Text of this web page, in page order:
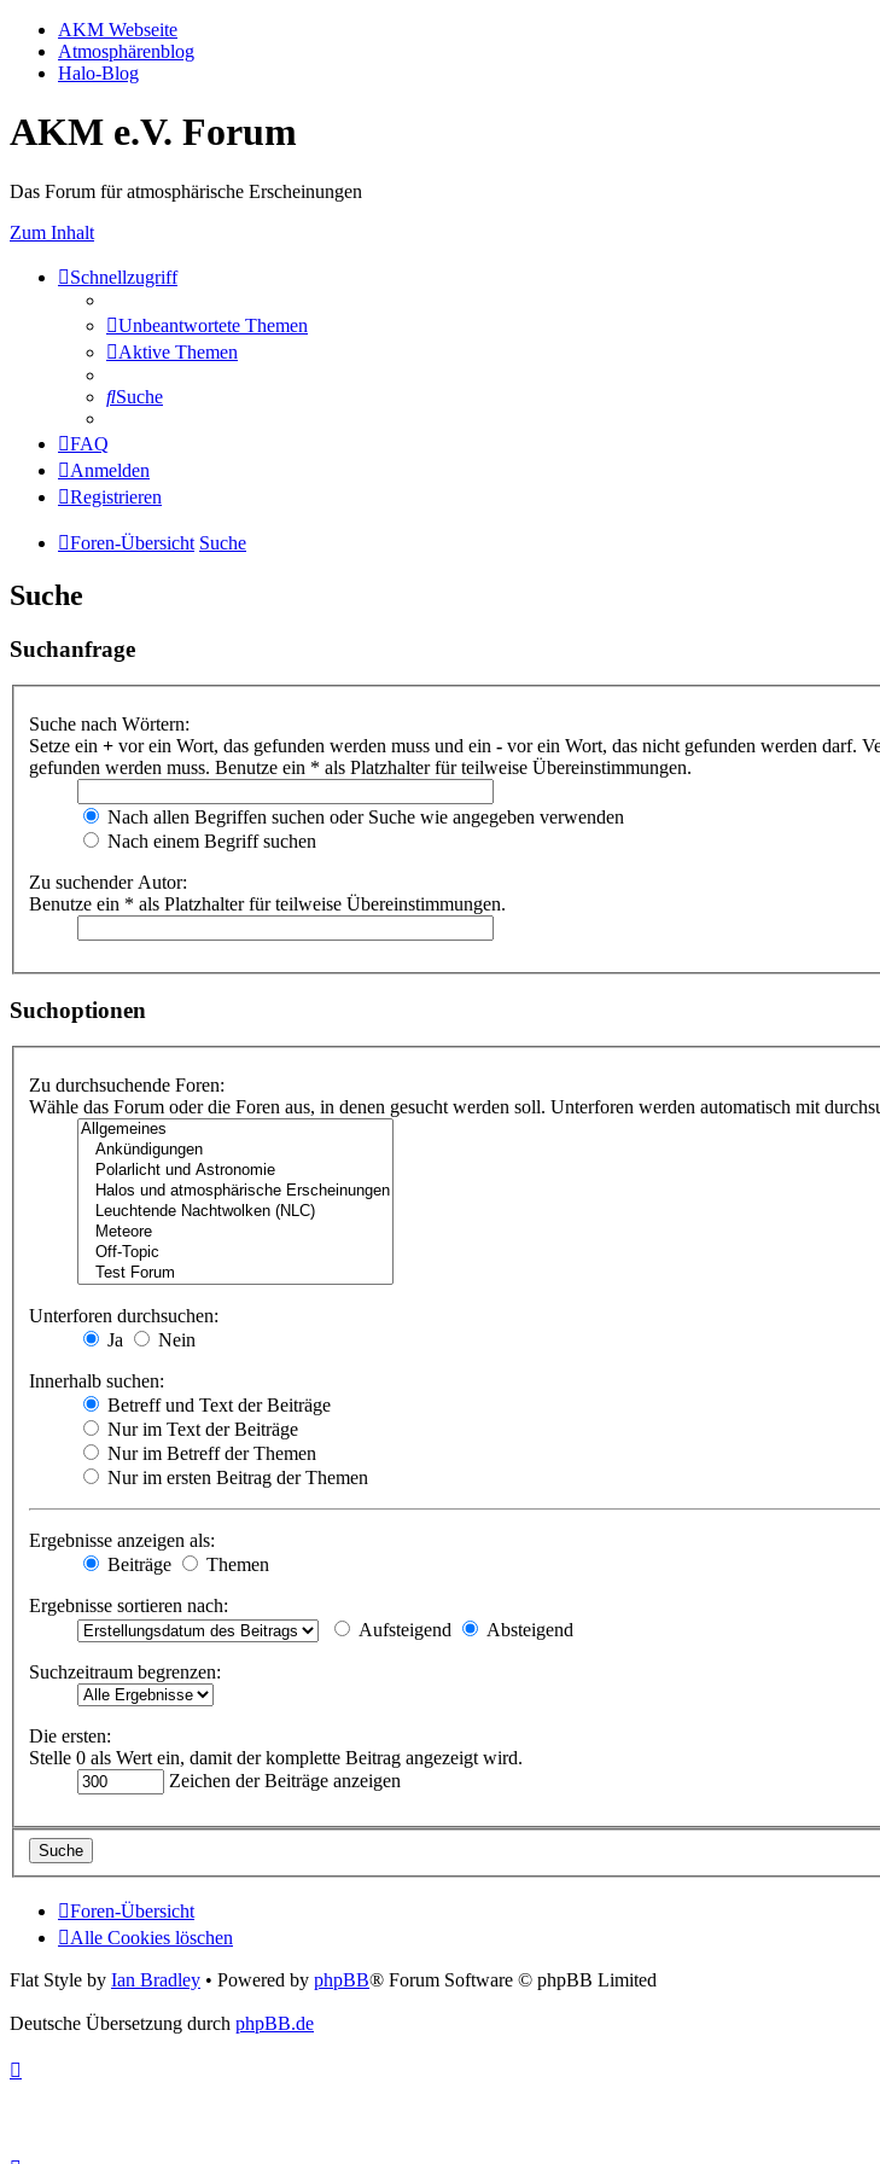
AKM Webseite
Atmosphärenblog
Halo-Blog
AKM e.V. Forum
Das Forum für atmosphärische Erscheinungen
Zum Inhalt
Schnellzugriff
Unbeantwortete Themen
Aktive Themen
Suche
FAQ
Anmelden
Registrieren
Foren-Übersicht Suche
Suche
Suchanfrage
Suche nach Wörtern:
Setze ein + vor ein Wort, das gefunden werden muss und ein - vor ein Wort, das nicht gefunden werden darf.
gefunden werden muss. Benutze ein * als Platzhalter für teilweise Übereinstimmungen.
Nach allen Begriffen suchen oder Suche wie angegeben verwenden
Nach einem Begriff suchen
Zu suchender Autor:
Benutze ein * als Platzhalter für teilweise Übereinstimmungen.
Suchoptionen
Zu durchsuchende Foren:
Wähle das Forum oder die Foren aus, in denen gesucht werden soll. Unterforen werden automatisch mit
Unterforen durchsuchen:
Ja
Nein
Innerhalb suchen:
Betreff und Text der Beiträge
Nur im Text der Beiträge
Nur im Betreff der Themen
Nur im ersten Beitrag der Themen
Ergebnisse anzeigen als:
Beiträge
Themen
Ergebnisse sortieren nach:
Aufsteigend
Absteigend
Suchzeitraum begrenzen:
Die ersten:
Stelle 0 als Wert ein, damit der komplette Beitrag angezeigt wird.
Zeichen der Beiträge anzeigen
Foren-Übersicht
Alle Cookies löschen
Flat Style by Ian Bradley • Powered by phpBB® Forum Software © phpBB Limited
Deutsche Übersetzung durch phpBB.de